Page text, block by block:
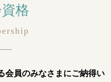
格
会員のみなさまにご納得い